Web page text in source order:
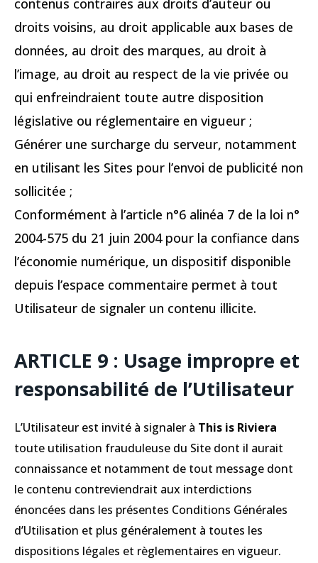
contenus contraires aux droits d’auteur ou
droits voisins, au droit applicable aux bases de
données, au droit des marques, au droit à
l’image, au droit au respect de la vie privée ou
qui enfreindraient toute autre disposition
législative ou réglementaire en vigueur ;
Générer une surcharge du serveur, notamment
en utilisant les Sites pour l’envoi de publicité non
sollicitée ;
Conformément à l’article n°6 alinéa 7 de la loi n°
2004-575 du 21 juin 2004 pour la confiance dans
l’économie numérique, un dispositif disponible
depuis l’espace commentaire permet à tout
Utilisateur de signaler un contenu illicite.
ARTICLE 9 : Usage impropre et
responsabilité de l’Utilisateur
L’Utilisateur est invité à signaler à This is Riviera
toute utilisation frauduleuse du Site dont il aurait
connaissance et notamment de tout message dont
le contenu contreviendrait aux interdictions
énoncées dans les présentes Conditions Générales
d’Utilisation et plus généralement à toutes les
dispositions légales et règlementaires en vigueur.